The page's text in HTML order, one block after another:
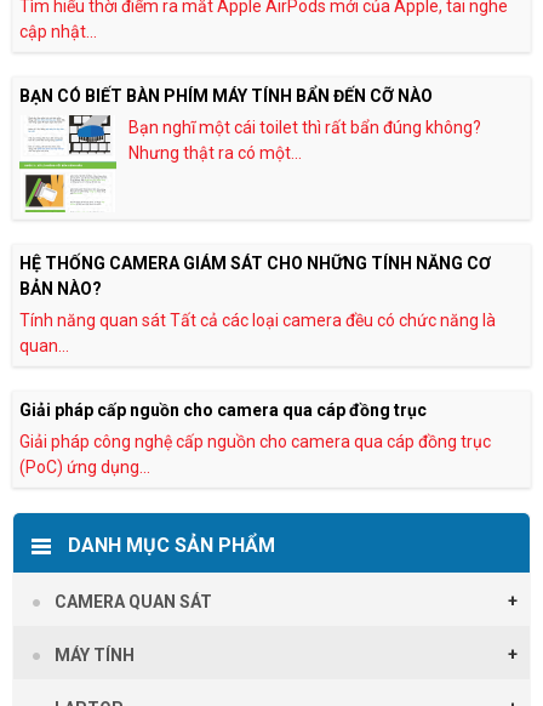
Tìm hiểu thời điểm ra mắt Apple AirPods mới của Apple, tai nghe
cập nhật...
BẠN CÓ BIẾT BÀN PHÍM MÁY TÍNH BẨN ĐẾN CỠ NÀO
Bạn nghĩ một cái toilet thì rất bẩn đúng không?
Nhưng thật ra có một...
HỆ THỐNG CAMERA GIÁM SÁT CHO NHỮNG TÍNH NĂNG CƠ
BẢN NÀO?
Tính năng quan sát Tất cả các loại camera đều có chức năng là
quan...
Giải pháp cấp nguồn cho camera qua cáp đồng trục
Giải pháp công nghệ cấp nguồn cho camera qua cáp đồng trục
(PoC) ứng dụng...
DANH MỤC SẢN PHẨM
CAMERA QUAN SÁT
MÁY TÍNH